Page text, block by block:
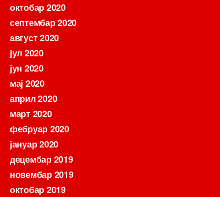
октобар 2020
септембар 2020
август 2020
јул 2020
јун 2020
мај 2020
април 2020
март 2020
фебруар 2020
јануар 2020
децембар 2019
новембар 2019
октобар 2019